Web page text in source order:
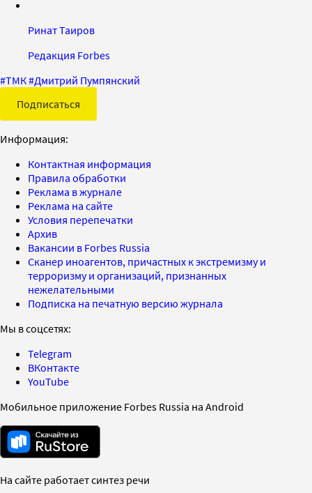
Ринат Таиров
Редакция Forbes
#ТМК#Дмитрий Пумпянский
Подписаться
Информация:
Контактная информация
Правила обработки
Реклама в журнале
Реклама на сайте
Условия перепечатки
Архив
Вакансии в Forbes Russia
Сканер иноагентов, причастных к экстремизму и
терроризму и организаций, признанных
нежелательными
Подписка на печатную версию журнала
Мы в соцсетях:
Telegram
ВКонтакте
YouTube
Мобильное приложение Forbes Russia на Android
На сайте работает синтез речи